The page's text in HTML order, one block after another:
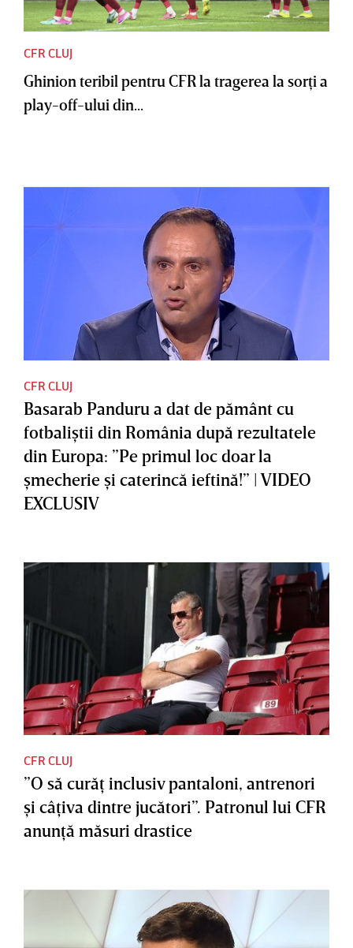
CFR CLUJ
Ghinion teribil pentru CFR la tragerea la sorţi a
play-off-ului din...
CFR CLUJ
Basarab Panduru a dat de pământ cu
fotbaliştii din România după rezultatele
din Europa: ”Pe primul loc doar la
şmecherie şi caterincă ieftină!” | VIDEO
EXCLUSIV
CFR CLUJ
”O să curăţ inclusiv pantaloni, antrenori
şi câţiva dintre jucători”. Patronul lui CFR
anunţă măsuri drastice